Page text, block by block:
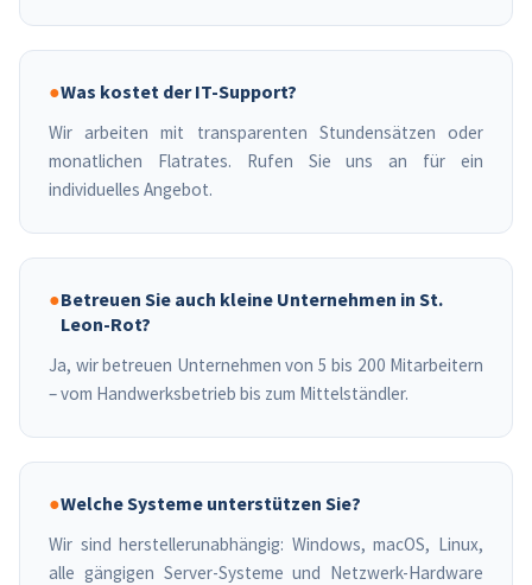
●Was kostet der IT-Support?
Wir arbeiten mit transparenten Stundensätzen oder
monatlichen Flatrates. Rufen Sie uns an für ein
individuelles Angebot.
●Betreuen Sie auch kleine Unternehmen in St.
Leon-Rot?
Ja, wir betreuen Unternehmen von 5 bis 200 Mitarbeitern
– vom Handwerksbetrieb bis zum Mittelständler.
●Welche Systeme unterstützen Sie?
Wir sind herstellerunabhängig: Windows, macOS, Linux,
alle gängigen Server-Systeme und Netzwerk-Hardware